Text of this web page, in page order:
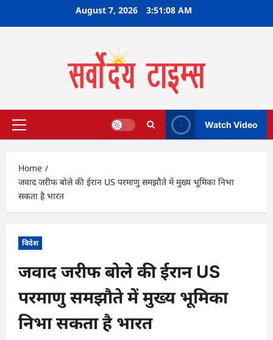
August 7, 2026 3:51:09 AM
Primary
Watch Video
Home
जवाद जरीफ बोले की ईरान US परमाणु समझौते में मुख्य भूमिका निभा
सकता है भारत
विदेश
जवाद जरीफ बोले की ईरान US
परमाणु समझौते में मुख्य भूमिका
निभा सकता है भारत